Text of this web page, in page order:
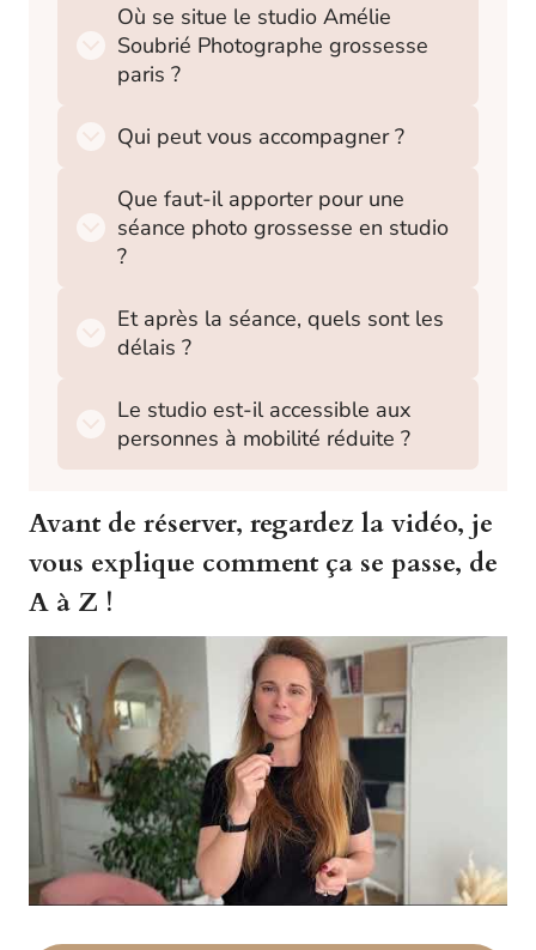
Où se situe le studio Amélie
Soubrié Photographe grossesse
paris ?
Qui peut vous accompagner ?
Que faut-il apporter pour une
séance photo grossesse en studio
?
Et après la séance, quels sont les
délais ?
Le studio est-il accessible aux
personnes à mobilité réduite ?
Avant de réserver, regardez la vidéo, je
vous explique comment ça se passe, de
A à Z !